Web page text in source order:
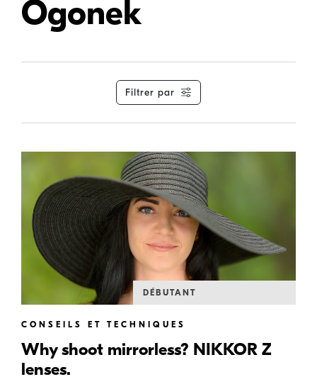
Ogonek
Filtrer par
DÉBUTANT
CONSEILS ET TECHNIQUES
Why shoot mirrorless? NIKKOR Z
lenses.